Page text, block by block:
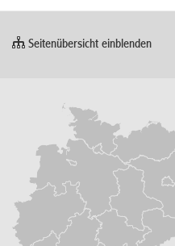
Seitenübersicht einblenden